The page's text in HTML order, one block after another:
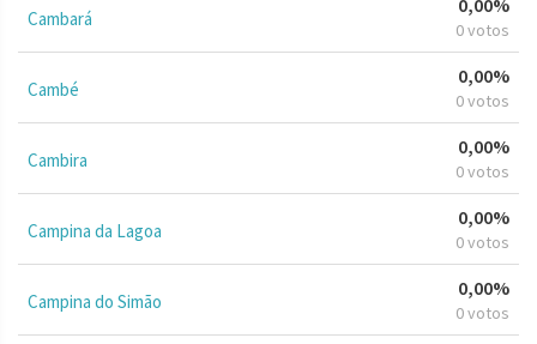
Cambará 0 votos
Cambé
0,00%
0 votos
Cambira
0,00%
0 votos
Campina da Lagoa
0,00%
0 votos
Campina do Simão
0,00%
0 votos